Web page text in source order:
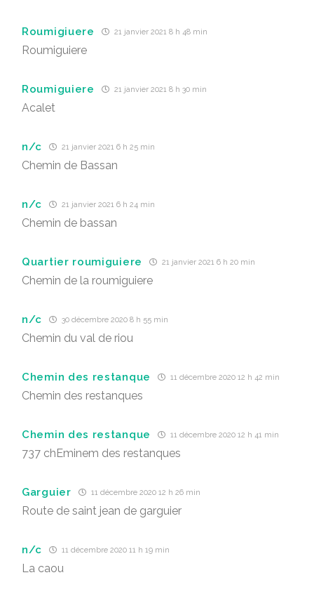
Roumigiuere 21 janvier 2021 8 h 48 min
Roumiguiere
Roumiguiere 21 janvier 2021 8 h 30 min
Acalet
n/c 21 janvier 2021 6 h 25 min
Chemin de Bassan
n/c 21 janvier 2021 6 h 24 min
Chemin de bassan
Quartier roumiguiere 21 janvier 2021 6 h 20 min
Chemin de la roumiguiere
n/c 30 décembre 2020 8 h 55 min
Chemin du val de riou
Chemin des restanque 11 décembre 2020 12 h 42 min
Chemin des restanques
Chemin des restanque 11 décembre 2020 12 h 41 min
737 chEminem des restanques
Garguier 11 décembre 2020 12 h 26 min
Route de saint jean de garguier
n/c 11 décembre 2020 11 h 19 min
La caou